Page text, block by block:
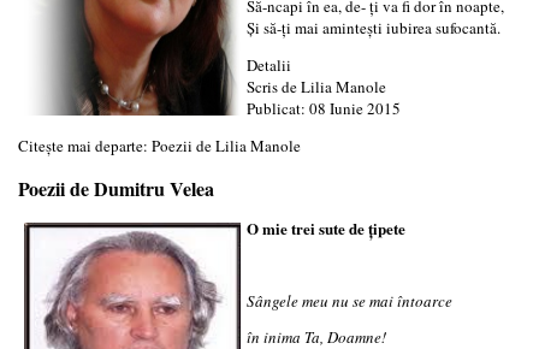
Să-ncapi în ea, de- ți va fi dor în noapte,
Și să-ți mai amintești iubirea sufocantă.
Detalii
Scris deLilia Manole
Publicat: 08 Iunie 2015
Citește mai departe: Poezii de Lilia Manole
Poezii de Dumitru Velea
O mie trei sute de ţipete
Sângele meu nu se mai întoarce
în inima Ta, Doamne!